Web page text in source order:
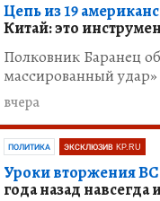
Цепь из 19
Китай: это
Полковник Баранец
массированный
вчера
ПОЛИТИКА ЭКСКЛЮЗИВ KP.RU
Уроки вторжения
года назад